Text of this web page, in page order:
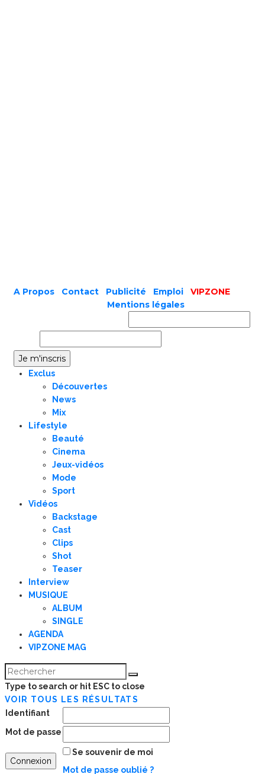
A Propos Contact Publicité Emploi
VIPZONE
Mentions légales
Exclus
Découvertes
News
Mix
Lifestyle
Beauté
Cinema
Jeux-vidéos
Mode
Sport
Vidéos
Backstage
Cast
Clips
Shot
Teaser
Interview
MUSIQUE
ALBUM
SINGLE
AGENDA
VIPZONE MAG
Type to search or hit ESC to close
VOIR TOUS LES RÉSULTATS
Identifiant
Mot de passe
Se souvenir de moi
Mot de passe oublié ?